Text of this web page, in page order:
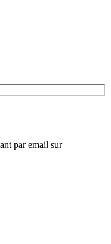
par email sur